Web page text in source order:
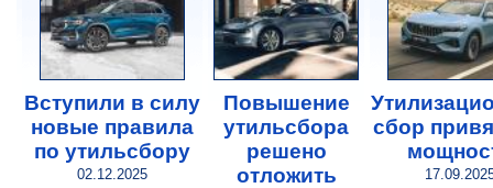
Вступили в силу
новые правила
по утильсбору
02.12.2025
Повышение
утильсбора
решено
отложить
сбор